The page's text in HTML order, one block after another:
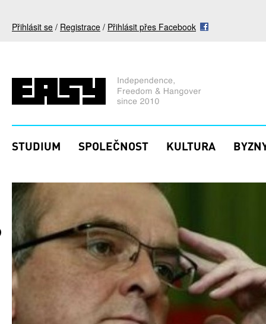
Přihlásit se / Registrace / Přihlásit přes Facebook
STUDIUM SPOLEČNOST KULTURA